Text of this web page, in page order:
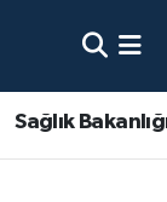
Sağlık